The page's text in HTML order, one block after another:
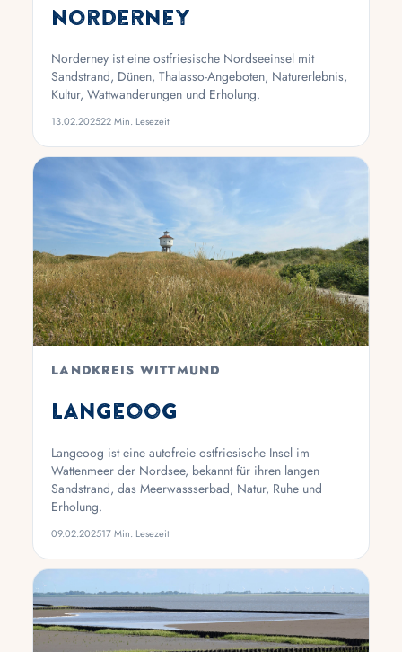
Norderney
Norderney ist eine ostfriesische Nordseeinsel mit
Sandstrand, Dünen, Thalasso-Angeboten, Naturerlebnis,
Kultur, Wattwanderungen und Erholung.
13.02.202522 Min. Lesezeit
LANDKREIS WITTMUND
Langeoog
Langeoog ist eine autofreie ostfriesische Insel im
Wattenmeer der Nordsee, bekannt für ihren langen
Sandstrand, das Meerwassserbad, Natur, Ruhe und
Erholung.
09.02.202517 Min. Lesezeit